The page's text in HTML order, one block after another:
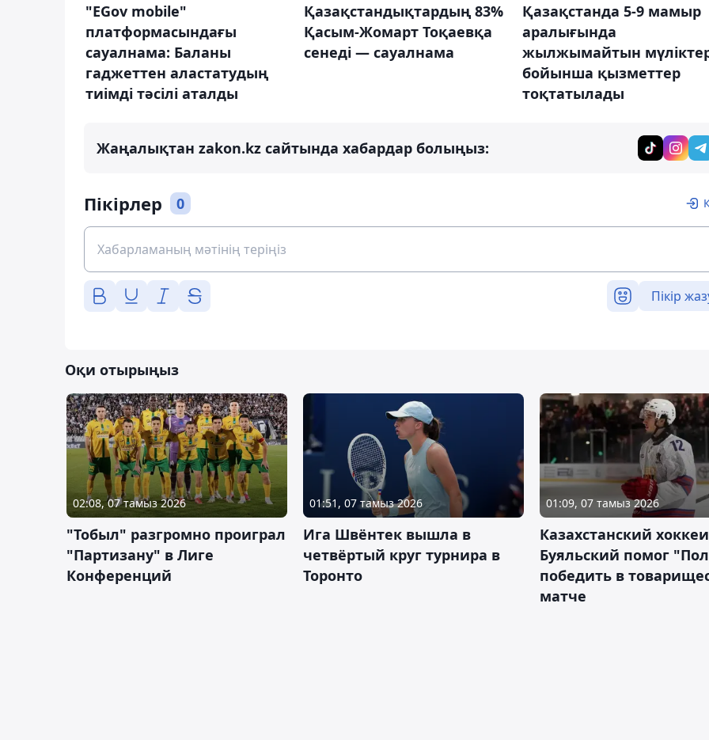
"EGov mobile"
платформасындағы
сауалнама: Баланы
гаджеттен аластатудың
тиімді тәсілі аталды
Қазақстандықтардың 83%
Қасым-Жомарт Тоқаевқа
сенеді — сауалнама
Қазақстанда 5-9 мамыр
аралығында
жылжымайтын
бойынша қызметтер
тоқтатылады
Жаңалықтан zakon.kz сайтында хабардар болыңыз:
Пікірлер 0
Пікір
Оқи отырыңыз
02:08, 07 тамыз 2026
"Тобыл" разгромно проиграл
"Партизану" в Лиге
Конференций
01:51, 07 тамыз 2026
Ига Швёнтек вышла в
четвёртый круг турнира в
Торонто
01:09, 07 тамыз 2026
Казахстанский
Буяльский помог
победить в
матче